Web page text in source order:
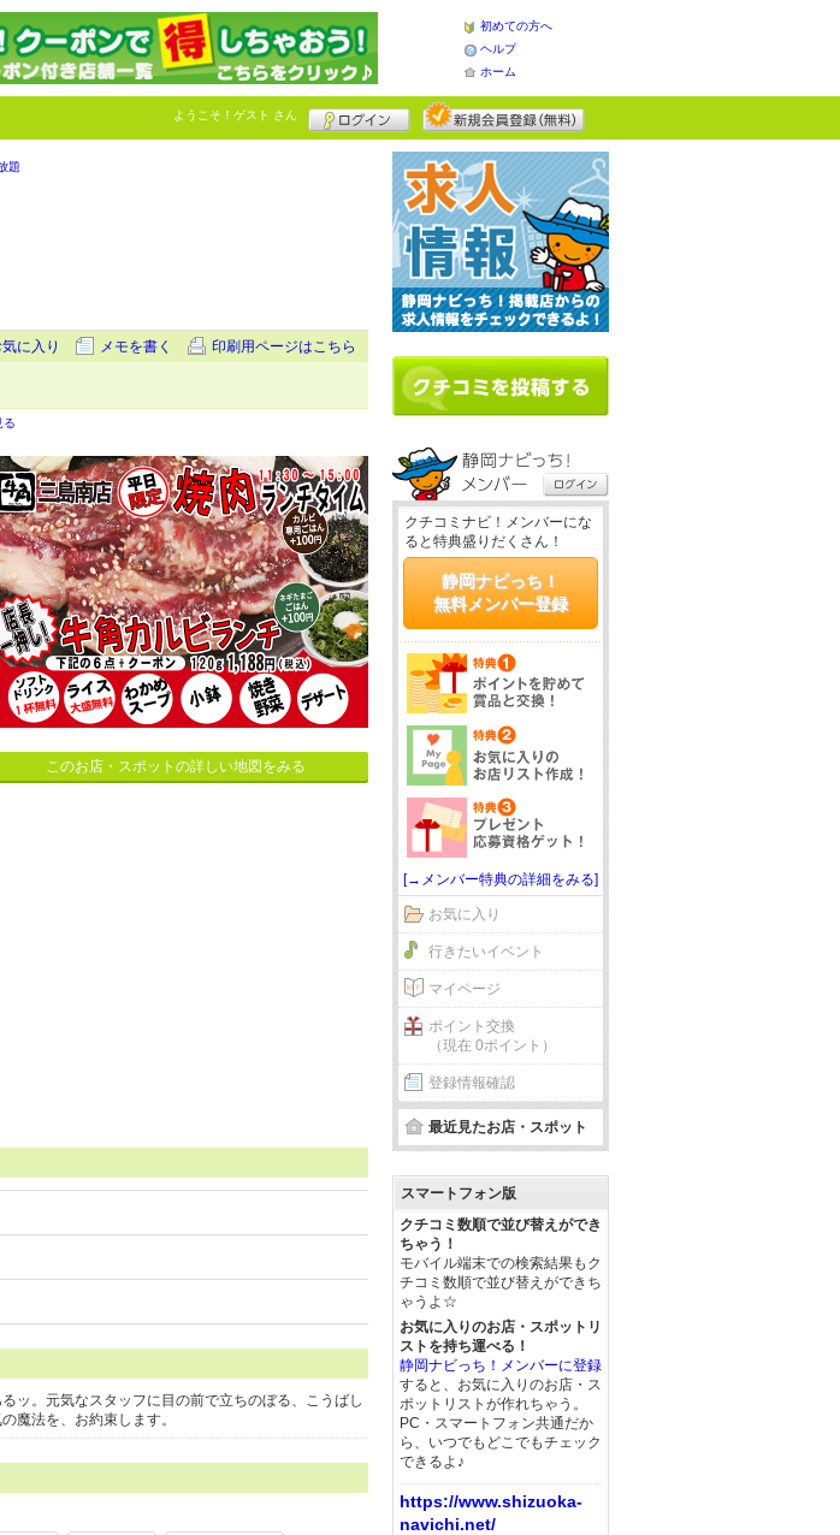
初めての方へ
ヘルプ
ホーム
ようこそ！ ゲスト さん
題
気に入り メモを書く 印刷用ページはこちら
る
このお店・スポットの詳しい地図をみる
ッ。元気なスタッフに目の前で立ちのぼる、こうばし
魔法を、お約束します。
クチコミナビ！メンバーにな
ると特典盛りだくさん！
静岡ナビっち！
無料メンバー登録
[→メンバー特典の詳細をみる]
お気に入り
行きたいイベント
マイページ
ポイント交換
（現在 0ポイント）
登録情報確認
最近見たお店・スポット
スマートフォン版
クチコミ数順で並び替えができ
ちゃう！
モバイル端末での検索結果もク
チコミ数順で並び替えができち
ゃうよ☆
お気に入りのお店・スポットリ
ストを持ち運べる！
静岡ナビっち！メンバーに登録
すると、お気に入りのお店・ス
ポットリストが作れちゃう。
PC・スマートフォン共通だか
ら、いつでもどこでもチェック
できるよ♪
https://www.shizuoka-
navichi.net/